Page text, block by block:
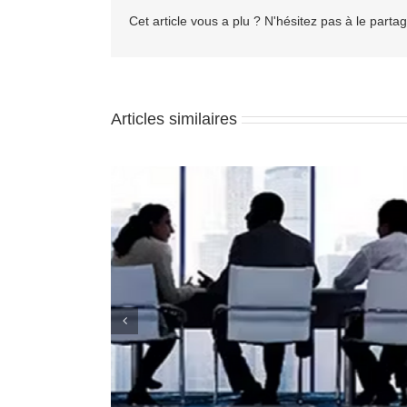
Cet article vous a plu ? N'hésitez pas à le
Articles similaires